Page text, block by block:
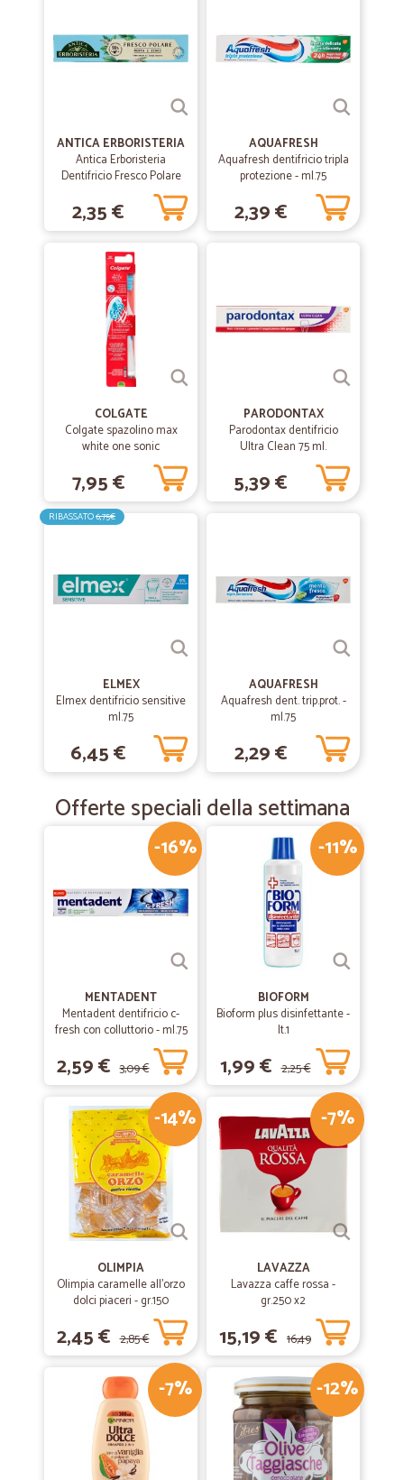
chi non ha tempo per fare spesa, o per chi non può muoversi per
salute o altro-
ANTICA ERBORISTERIA
Antica Erboristeria
Dentifricio Fresco Polare
Menta e Zinco 75 ml
2,35 €
AQUAFRESH
Aquafresh dentifricio tripla
protezione - ml.75
2,39 €
COLGATE
Colgate spazolino max
white one sonic
7,95 €
PARODONTAX
Parodontax dentifricio
Ultra Clean 75 ml.
5,39 €
RIBASSATO6,75€
ELMEX
Elmex dentifricio sensitive
ml.75
6,45 €
AQUAFRESH
Aquafresh dent. trip.prot. -
ml.75
2,29 €
Offerte speciali della settimana
-16%
MENTADENT
Mentadent dentifricio c-
fresh con colluttorio - ml.75
2,59 € 3,09 €
-11%
BIOFORM
Bioform plus disinfettante -
lt.1
1,99 € 2,25 €
-14%
OLIMPIA
Olimpia caramelle all'orzo
dolci piaceri - gr.150
2,45 € 2,85 €
-7%
LAVAZZA
Lavazza caffe rossa -
gr.250 x2
15,19 € 16,49
€
-7% -12%